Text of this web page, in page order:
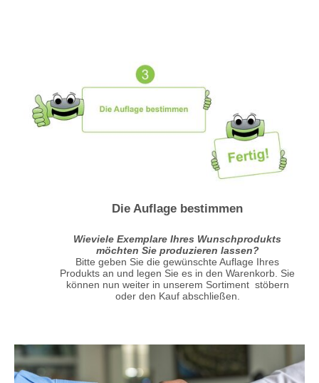
Die Auflage bestimmen
Wieviele Exemplare Ihres Wunschprodukts
möchten Sie produzieren lassen?
Bitte geben Sie die gewünschte Auflage Ihres
Produkts an und legen Sie es in den Warenkorb. Sie
können nun weiter in unserem Sortiment stöbern
oder den Kauf abschließen.